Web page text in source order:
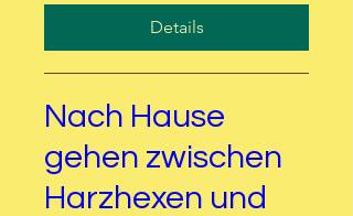
Details
Nach Hause
gehen zwischen
Harzhexen und